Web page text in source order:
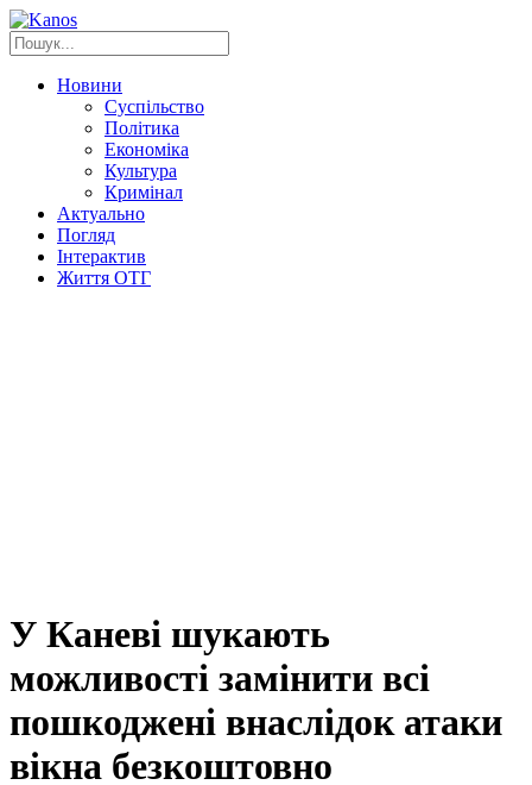
Новини
Суспільство
Політика
Економіка
Культура
Кримінал
Актуально
Погляд
Інтерактив
Життя ОТГ
У Каневі шукають
можливості замінити всі
пошкоджені внаслідок атаки
вікна безкоштовно